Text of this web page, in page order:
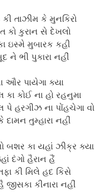
તાઝીમ કે મુનકિરો
કો કુરાન સે દેખલો
ઇસ્મે મુબારક કહી
ને ભી પુકારા નહીં
ઔર પાયેગા ક્યા
કા કોઈ ના હો રહનુમા
હરગીઝ ના પોંહચેગા વો
તુમ્હારા નહીં
બશર કા યહાં ઝીક્ર ક્યા
દંગો હૈરાન હૈં
કી મિલે હદ કિસે
જીસકા કીનારા નહીં